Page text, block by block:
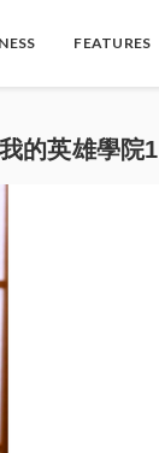
FEATURES
的英雄學院1